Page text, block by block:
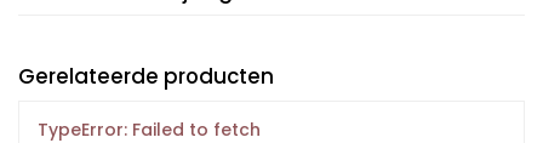
Gerelateerde producten
TypeError: Failed to fetch